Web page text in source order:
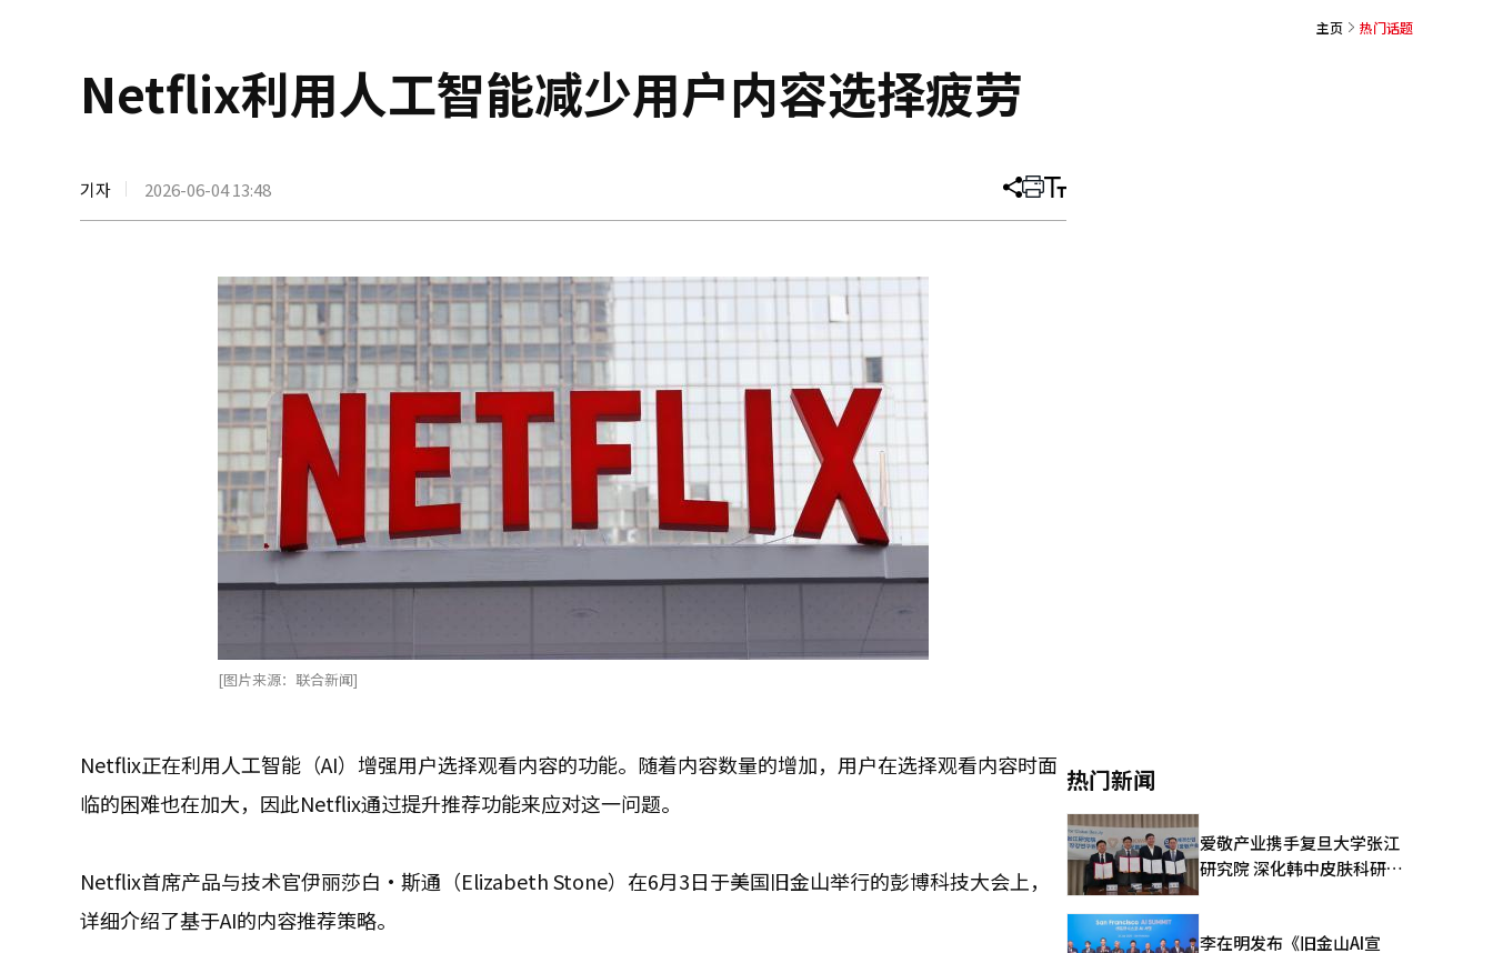
主页 热门话题
Netflix利用人工智能减少用户内容选择疲劳
기자 2026-06-04 13:48 分
文
打 调
大
[图片来源：联合新闻]
Netflix正在利用人工智能（AI）增强用户选择观看内容的功能。随着内容数量的增加，用户在选择观看内容时面
临的困难也在加大，因此Netflix通过提升推荐功能来应对这一问题。
Netflix首席产品与技术官伊丽莎白·斯通（Elizabeth Stone）在6月3日于美国旧金山举行的彭博科技大会上，
详细介绍了基于AI的内容推荐策略。
热门新闻
爱敬产业携手复旦大学张江
研究院 深化韩中皮肤科研合
李在明发布《旧金山AI宣